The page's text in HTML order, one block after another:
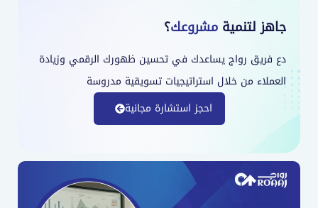
جاهز لتنمية مشروعك؟
دع فريق رواج يساعدك في تحسين ظهورك الرقمي وزيادة
العملاء من خلال استراتيجيات تسويقية مدروسة
احجز استشارة مجانية